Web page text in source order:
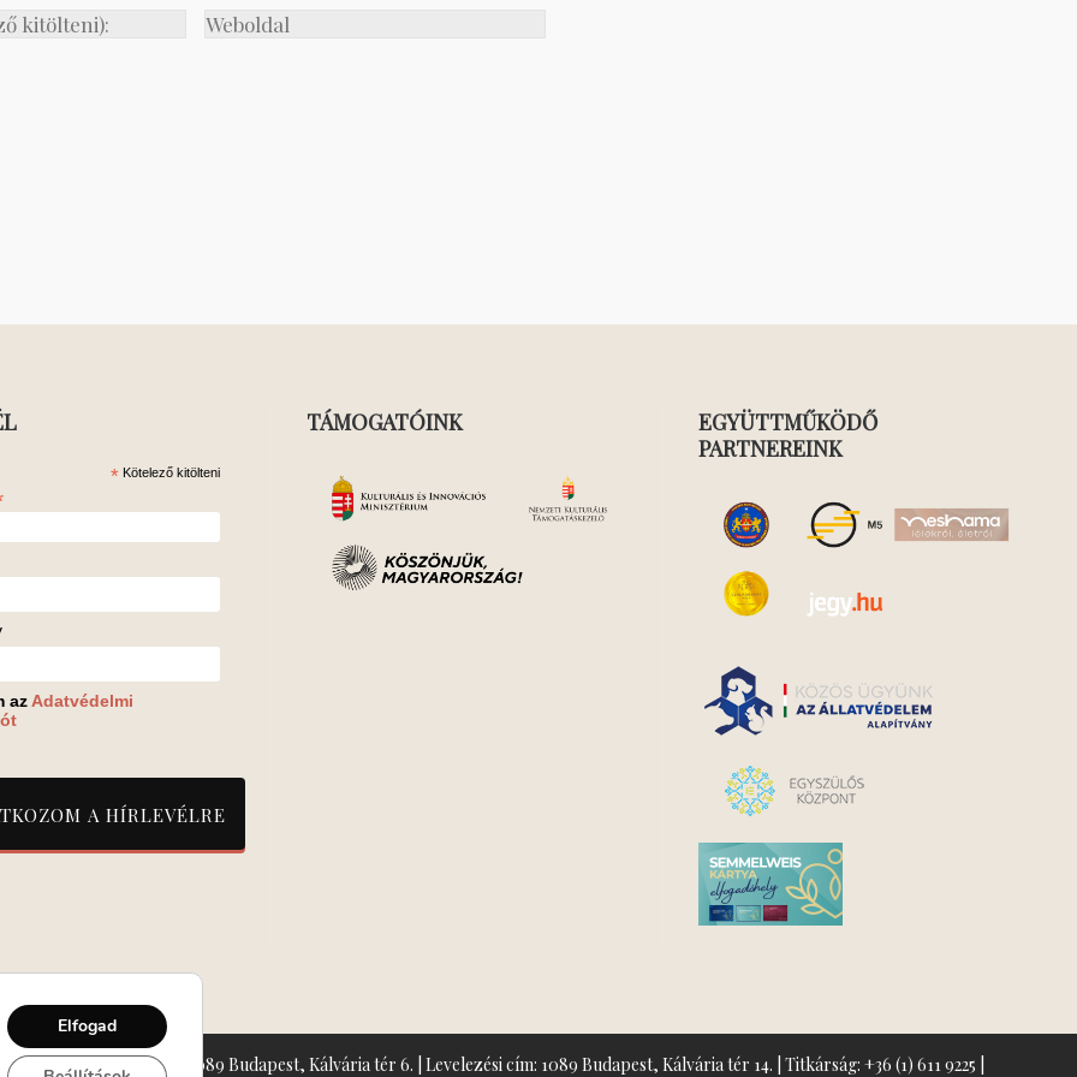
* Kötelező kitölteni
az Adatvédelmi
TÁMOGATÓINK
EGYÜTTMŰKÖDŐ
PARTNEREINK
Turay Ida Színház 1089 Budapest, Kálvária tér 6. | Levelezési cím: 1089 Budapest, Kálvária tér 14. | Titkárság: +36 (1) 611 9225
Elfogad